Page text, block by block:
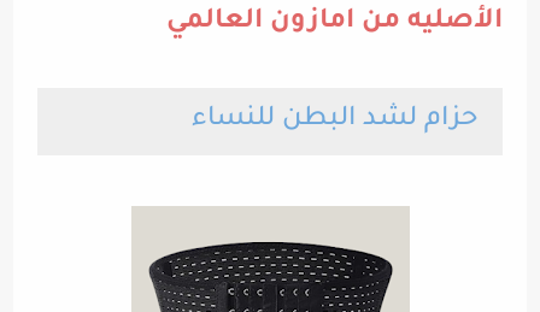
الأصليه من امازون العالمي
حزام لشد البطن للنساء